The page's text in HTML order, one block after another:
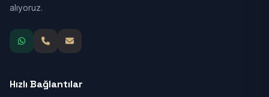
alıyoruz.
Hızlı Bağlantılar